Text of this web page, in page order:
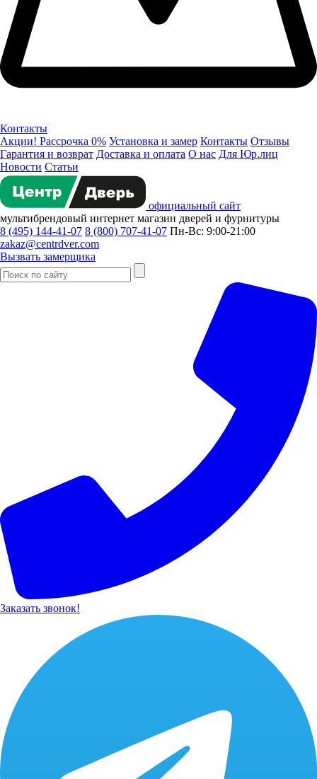
Контакты
Акции! Рассрочка 0% Установка и замер Контакты Отзывы
Гарантия и возврат Доставка и оплата О нас Для Юр.лиц
Новости Статьи
официальный сайт
мультибрендовый интернет магазин дверей и фурнитуры
8 (495) 144-41-07 8 (800) 707-41-07 Пн-Вс: 9:00-21:00
zakaz@centrdver.com
Вызвать замерщика
Заказать звонок!